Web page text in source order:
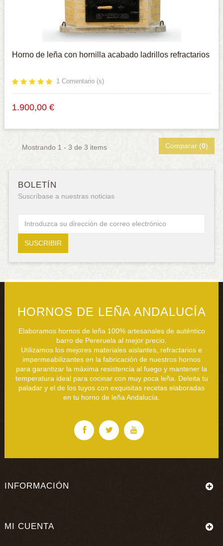
Horno de leña con hornilla acabado ladrillos refractarios
1 Comentario (s)
1.900,00 €
Mostrando 1 - 3 de 3 items Comparar (0)
BOLETÍN
Suscríbase a nuestras noticias
HORNOS DE LEÑA ANDALUCÍA
Elaboramos hornos de leña 100% artesanales de auténtico
barro de Pereruela al mejor precio.
Utilizamos los mejores materiales aislantes, refractarios e
impermeabilizantes en la fabricación de nuestros hornos
para garantizar la máxima resistencia al fuego y mantener la
temperatura ideal para cocinar con muy poca leña. Deleita tu
paladar y el de los tuyos con exquisitas recetas elaboradas
en tu horno de leña Andalucía.
INFORMACIÓN
MI CUENTA